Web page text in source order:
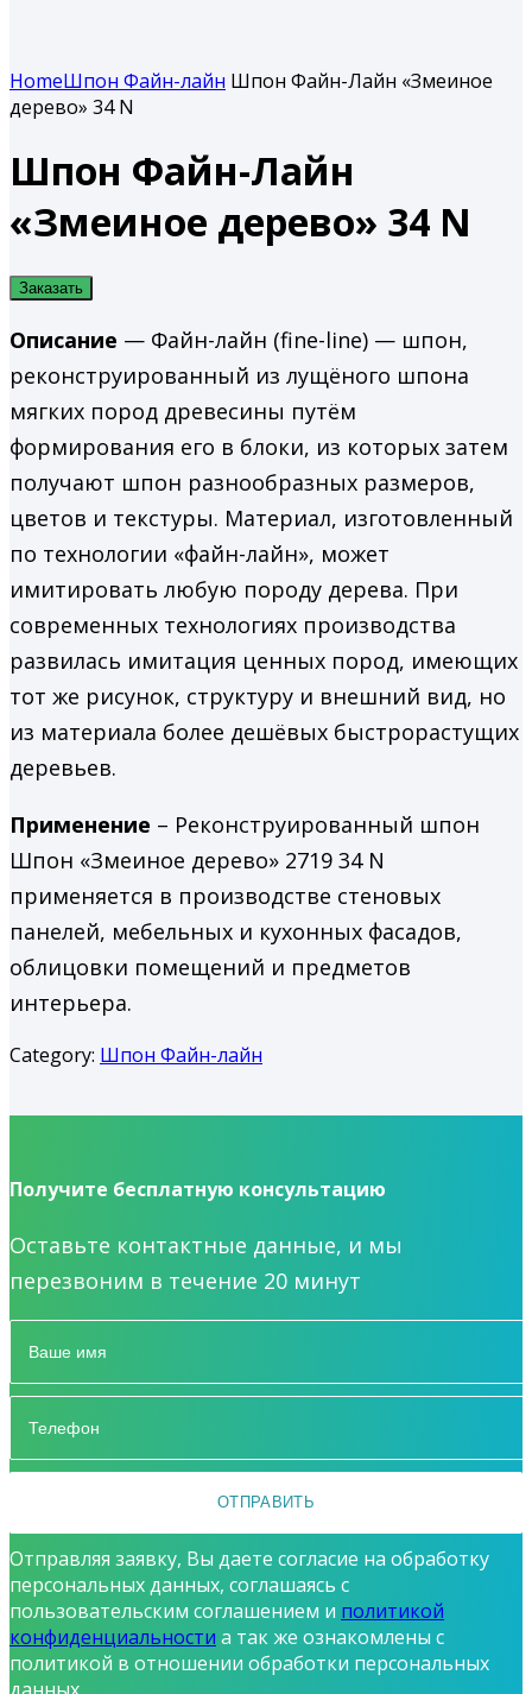
HomeШпон Файн-лайн Шпон Файн-Лайн «Змеиное
дерево» 34 N
Шпон Файн-Лайн
«Змеиное дерево» 34 N
Заказать
Описание — Файн-лайн (fine-line) — шпон,
реконструированный из лущёного шпона
мягких пород древесины путём
формирования его в блоки, из которых затем
получают шпон разнообразных размеров,
цветов и текстуры. Материал, изготовленный
по технологии «файн-лайн», может
имитировать любую породу дерева. При
современных технологиях производства
развилась имитация ценных пород, имеющих
тот же рисунок, структуру и внешний вид, но
из материала более дешёвых быстрорастущих
деревьев.
Применение – Реконструированный шпон
Шпон «Змеиное дерево» 2719 34 N
применяется в производстве стеновых
панелей, мебельных и кухонных фасадов,
облицовки помещений и предметов
интерьера.
Category: Шпон Файн-лайн
Получите бесплатную консультацию
Оставьте контактные данные, и мы
перезвоним в течение 20 минут
Отправляя заявку, Вы даете согласие на обработку
персональных данных, соглашаясь с
пользовательским соглашением и политикой
конфиденциальности а так же ознакомлены с
политикой в отношении обработки персональных